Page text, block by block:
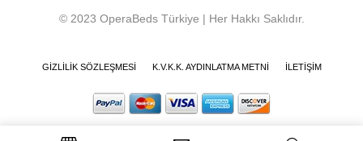
© 2023 OperaBeds Türkiye | Her Hakkı Saklıdır.
GIZLILIK SÖZLEŞMESI K.V.K.K. AYDINLATMA METNI İLETIŞIM